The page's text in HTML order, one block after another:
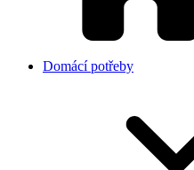
Domácí potřeby